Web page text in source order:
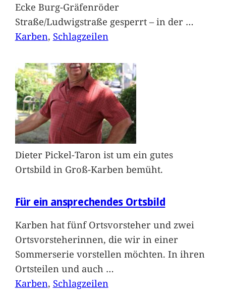
Ecke Burg-Gräfenröder
Straße/Ludwigstraße gesperrt – in der …
Karben, Schlagzeilen
Dieter Pickel-Taron ist um ein gutes
Ortsbild in Groß-Karben bemüht.
Für ein ansprechendes Ortsbild
Karben hat fünf Ortsvorsteher und zwei
Ortsvorsteherinnen, die wir in einer
Sommerserie vorstellen möchten. In ihren
Ortsteilen und auch …
Karben, Schlagzeilen